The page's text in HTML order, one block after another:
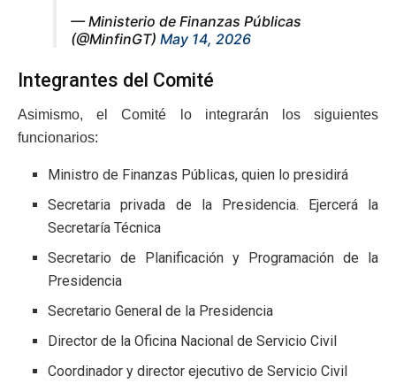
— Ministerio de Finanzas Públicas
(@MinfinGT) May 14, 2026
Integrantes del Comité
Asimismo, el Comité lo integrarán los siguientes
funcionarios:
Ministro de Finanzas Públicas, quien lo presidirá
Secretaria privada de la Presidencia. Ejercerá la
Secretaría Técnica
Secretario de Planificación y Programación de la
Presidencia
Secretario General de la Presidencia
Director de la Oficina Nacional de Servicio Civil
Coordinador y director ejecutivo de Servicio Civil